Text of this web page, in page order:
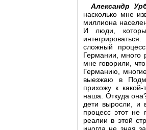
Александр
насколько мне
миллиона
И люди,
сложный
Германии, много
мне говорили,
Германию,
выезжаю в
прихожу к
наша. Откуда
дети выросли, и
процесс этот не
реалии в этой
иногда не зная